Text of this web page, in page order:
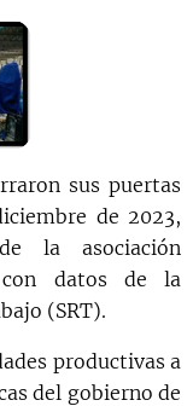
sus puertas
de 2023,
la asociación
con datos de la
(SRT).
productivas a
del gobierno de